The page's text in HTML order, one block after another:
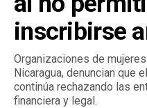
inscribirse
Organizaciones de
Nicaragua, denuncian que
continúa rechazando las
financiera y legal.